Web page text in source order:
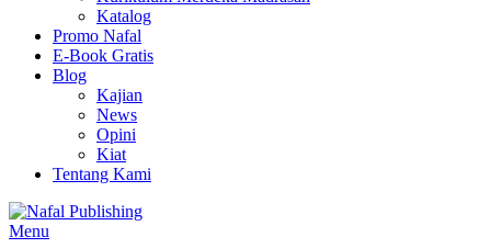
Katalog
Promo Nafal
E-Book Gratis
Blog
Kajian
News
Opini
Kiat
Tentang Kami
Menu